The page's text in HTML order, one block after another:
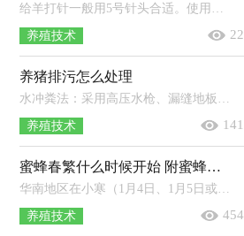
给羊打针一般用5号针头合适。使用注射器之前，应当检查注射器有无破损，针筒和针筒活塞是否相配，金属注射器的橡胶垫是否老化。注射方...
养殖技术 22
养猪排污怎么处理
水冲粪法：采用高压水枪、漏缝地板，将粪尿混合导进集污池，用固液分离机将猪粪残渣和污水分离，残渣可做肥料，污水可发酵处理。干清粪法：采...
养殖技术 141
蜜蜂春繁什么时候开始 附蜜蜂春繁管理技术
华南地区在小寒（1月4日、1月5日或者1月6日）过后开始春繁，华北地区一般在立春（2月3日、2月4日或者2月5日）后开始春繁，而东北地区一般在惊...
养殖技术 454